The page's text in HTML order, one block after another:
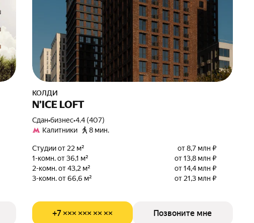
КОЛДИ
N’ICE LOFT
Сдан•бизнес•4.4 (407)
Калитники
8 мин.
Студии от 22 м²
от 8,7 млн ₽
1-комн. от 36,1 м²
от 13,8 млн ₽
2-комн. от 43,2 м²
от 14,4 млн ₽
3-комн. от 66,6 м²
от 21,3 млн ₽
+7 ××× ××× ×× ×× Позвоните мне